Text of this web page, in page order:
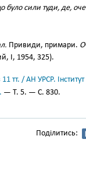
сили туди, де,
Привиди, примари.
І, 1954, 325).
тт. / АН УРСР.
— Т. 5. — С. 830.
Поділитись: